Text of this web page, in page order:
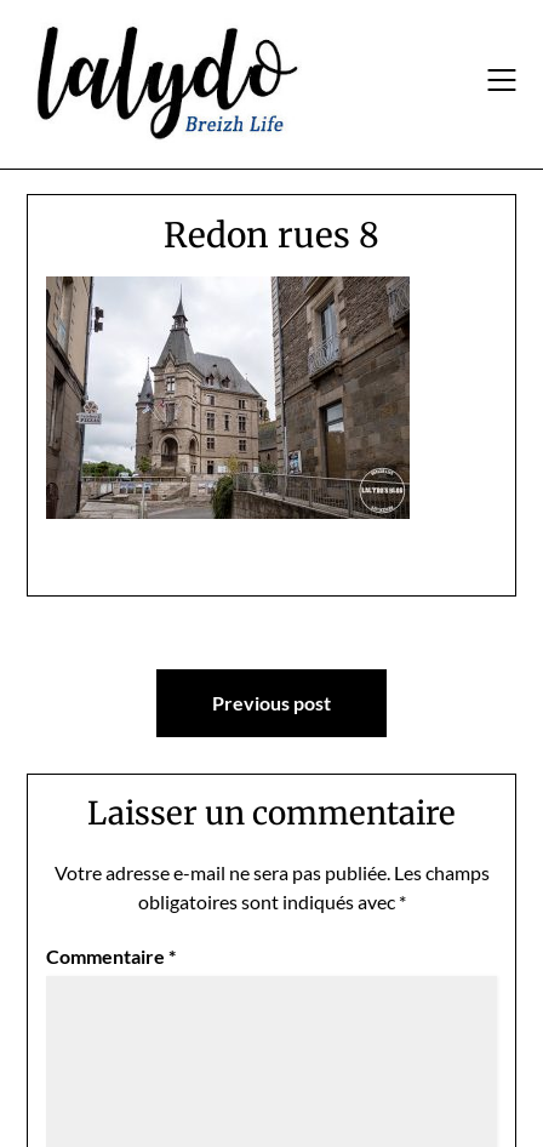
content
Redon rues 8
Navigation
Previous post
Laisser un commentaire
Votre adresse e-mail ne sera pas publiée. Les champs
obligatoires sont indiqués avec *
Commentaire*